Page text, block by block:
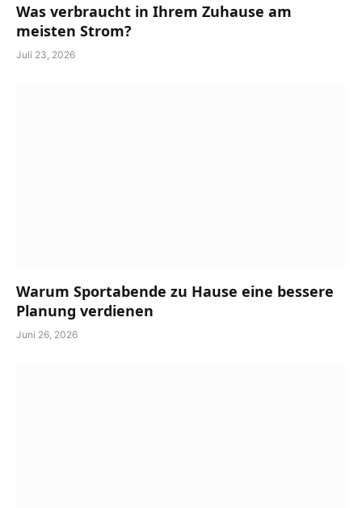
Was verbraucht in Ihrem Zuhause am
meisten Strom?
Juli 23, 2026
Warum Sportabende zu Hause eine bessere
Planung verdienen
Juni 26, 2026